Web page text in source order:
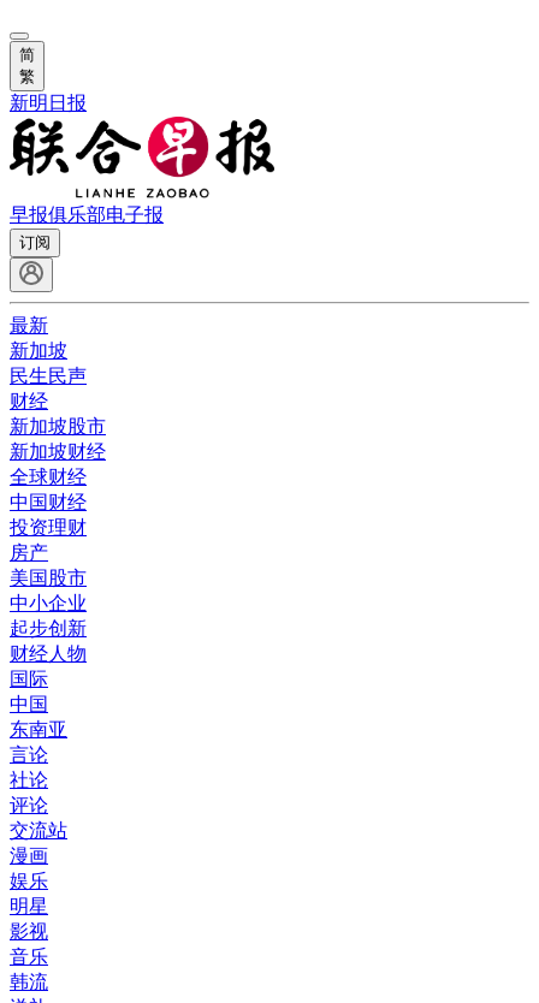
简
繁
新明日报
早报俱乐部电子报
订阅
最新
新加坡
民生民声
财经
新加坡股市
新加坡财经
全球财经
中国财经
投资理财
房产
美国股市
中小企业
起步创新
财经人物
国际
中国
东南亚
言论
社论
评论
交流站
漫画
娱乐
明星
影视
音乐
韩流